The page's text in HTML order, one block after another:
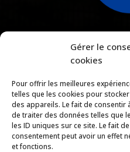
Gérer le
cookies
Pour offrir les meilleures
telles que les cookies pour
des appareils. Le fait de
de traiter des données telles que
les ID uniques sur ce site. Le fait
consentement peut avoir un effet
et fonctions.
Téléchargez
Copyright © 2026 |